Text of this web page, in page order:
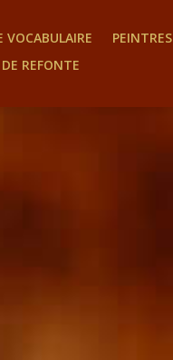
VOCABULAIRE PEINTRES
REFONTE